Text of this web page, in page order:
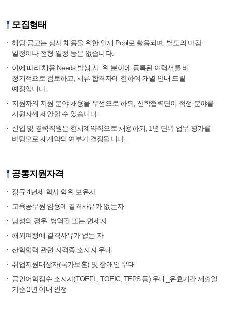
모집형태
해당 공고는 상시 채용을 위한 인재 Pool로 활용되며, 별도의 마감
일정이나 전형 일정 등은 없습니다.
이에 따라 채용 Needs 발생 시, 위 분야에 등록된 이력서를 비
정기적으로 검토하고, 서류 합격자에 한하여 개별 안내 드릴
예정입니다.
지원자의 지원 분야 채용을 우선으로 하되, 산학협력단이 적정 분야를
지원자께 제안할 수 있습니다.
신입 및 경력직원은 한시계약직으로 채용하되, 1년 단위 업무 평가를
바탕으로 재계약의 여부가 결정됩니다.
공통지원자격
정규 4년제 학사 학위 보유자
교육공무원 임용에 결격사유가 없는자
남성의 경우, 병역필 또는 면제자
해외여행에 결격사유가 없는 자
산학협력 관련 자격증 소지자 우대
취업지원대상자(국가보훈) 및 장애인 우대
공인어학점수 소지자(TOEFL, TOEIC, TEPS 등) 우대_유효기간 제출일
기준 2년 이내 인정